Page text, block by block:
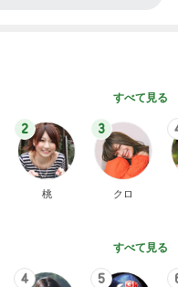
すべて見る
2
桃
3
クロ
すべて見る
4 5